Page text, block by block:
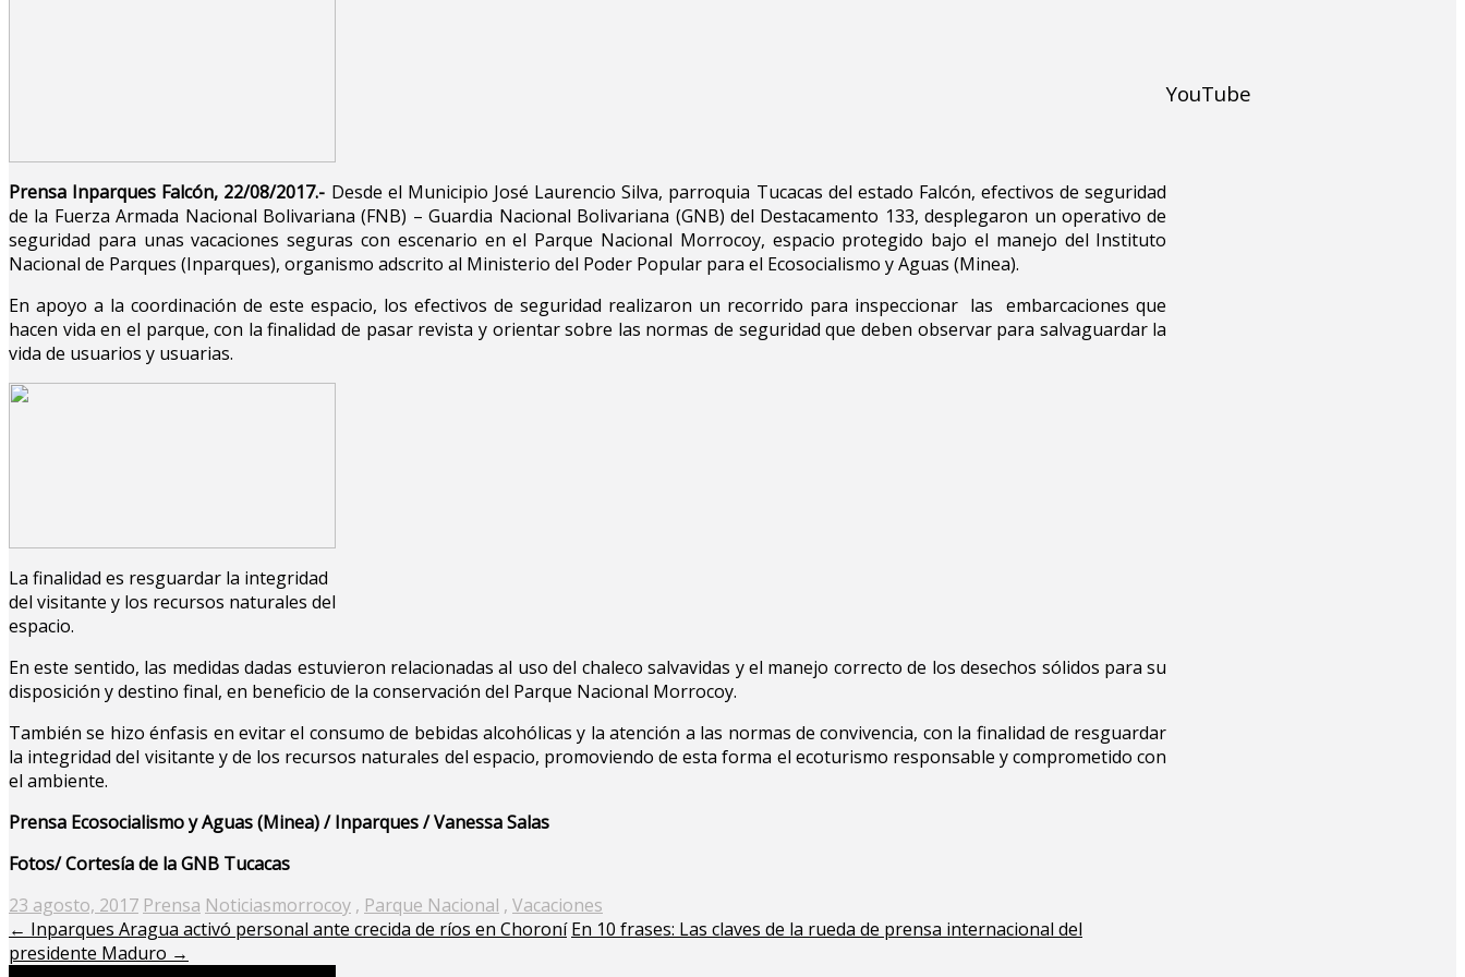
Prensa Inparques Falcón, 22/08/2017.- Desde el Municipio José Laurencio Silva, parroquia Tucacas del estado Falcón, efectivos de seguridad
de la Fuerza Armada Nacional Bolivariana (FNB) – Guardia Nacional Bolivariana (GNB) del Destacamento 133, desplegaron un operativo de
seguridad para unas vacaciones seguras con escenario en el Parque Nacional Morrocoy, espacio protegido bajo el manejo del Instituto
Nacional de Parques (Inparques), organismo adscrito al Ministerio del Poder Popular para el Ecosocialismo y Aguas (Minea).
En apoyo a la coordinación de este espacio, los efectivos de seguridad realizaron un recorrido para inspeccionar las embarcaciones que
hacen vida en el parque, con la finalidad de pasar revista y orientar sobre las normas de seguridad que deben observar para salvaguardar la
vida de usuarios y usuarias.
La finalidad es resguardar la integridad
del visitante y los recursos naturales del
espacio.
En este sentido, las medidas dadas estuvieron relacionadas al uso del chaleco salvavidas y el manejo correcto de los desechos sólidos para su
disposición y destino final, en beneficio de la conservación del Parque Nacional Morrocoy.
También se hizo énfasis en evitar el consumo de bebidas alcohólicas y la atención a las normas de convivencia, con la finalidad de resguardar
la integridad del visitante y de los recursos naturales del espacio, promoviendo de esta forma el ecoturismo responsable y comprometido con
el ambiente.
Prensa Ecosocialismo y Aguas (Minea) / Inparques / Vanessa Salas
Fotos/ Cortesía de la GNB Tucacas
Posted
on
23 agosto, 2017 Prensa Noticiasmorrocoy , Parque Nacional , Vacaciones
← Inparques Aragua activó personal ante crecida de ríos en Choroní En 10 frases: Las claves de la rueda de prensa internacional del
presidente Maduro →
YouTube